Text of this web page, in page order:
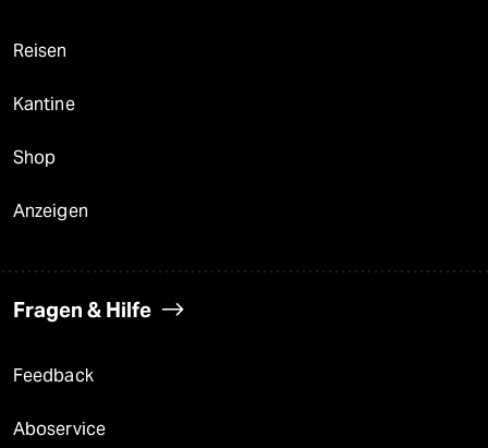
Reisen
Kantine
Shop
Anzeigen
Fragen & Hilfe
Feedback
Aboservice